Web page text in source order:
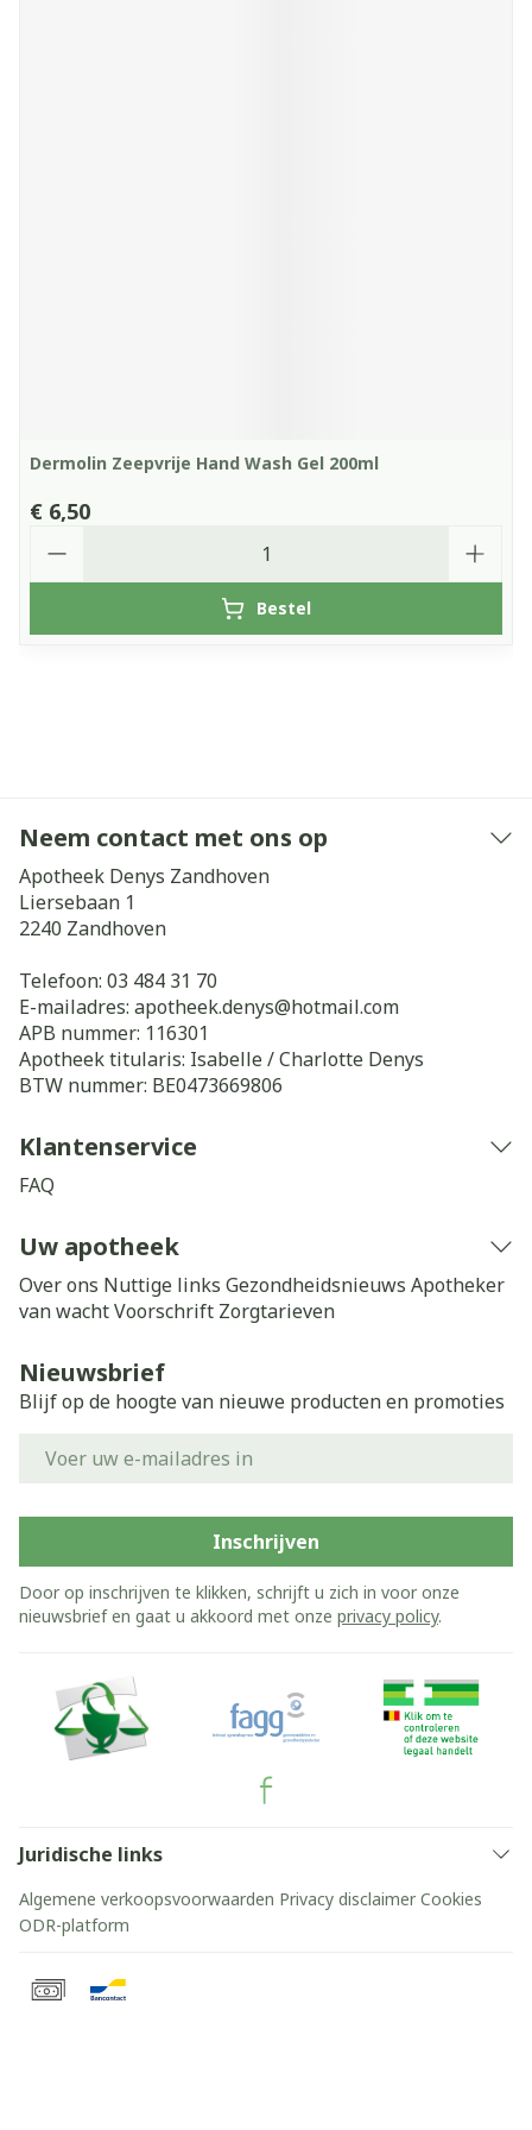
Dermolin Zeepvrije Hand Wash Gel 200ml
€ 6,50
Bestel
Neem contact met ons op
Apotheek Denys Zandhoven
Liersebaan 1
2240 Zandhoven
Telefoon: 03 484 31 70
E-mailadres: apotheek.denys@hotmail.com
APB nummer: 116301
Apotheek titularis: Isabelle / Charlotte Denys
BTW nummer: BE0473669806
Klantenservice
FAQ
Uw apotheek
Over ons Nuttige links Gezondheidsnieuws Apotheker
van wachtVoorschrift Zorgtarieven
Nieuwsbrief
Blijf op de hoogte van nieuwe producten en promoties
Inschrijven
Door op inschrijven te klikken, schrijft u zich in voor onze
nieuwsbrief en gaat u akkoord met onze privacy policy.
Juridische links
Algemene verkoopsvoorwaarden Privacy disclaimer Cookies
ODR-platform